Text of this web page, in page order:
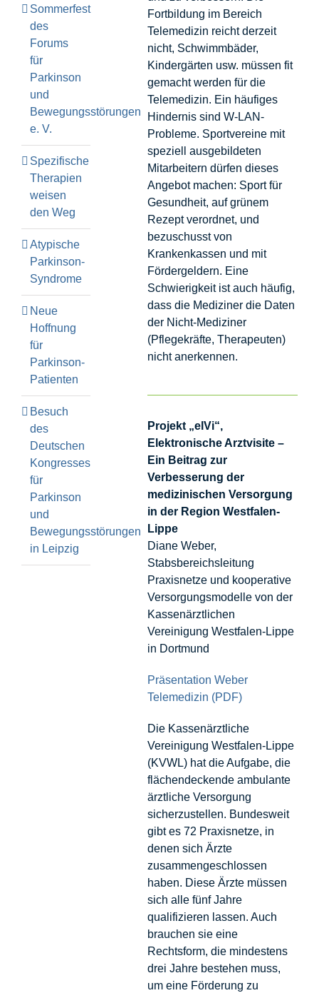
Fortbildung im Bereich
Telemedizin reicht derzeit
nicht, Schwimmbäder,
Kindergärten usw. müssen fit
gemacht werden für die
Telemedizin. Ein häufiges
Hindernis sind W-LAN-
Probleme. Sportvereine mit
speziell ausgebildeten
Mitarbeitern dürfen dieses
Angebot machen: Sport für
Gesundheit, auf grünem
Rezept verordnet, und
bezuschusst von
Krankenkassen und mit
Fördergeldern. Eine
Schwierigkeit ist auch häufig,
dass die Mediziner die Daten
der Nicht-Mediziner
(Pflegekräfte, Therapeuten)
nicht anerkennen.
Projekt „elVi“,
Elektronische Arztvisite –
Ein Beitrag zur
Verbesserung der
medizinischen Versorgung
in der Region Westfalen-
Lippe
Diane Weber,
Stabsbereichsleitung
Praxisnetze und kooperative
Versorgungsmodelle von der
Kassenärztlichen
Vereinigung Westfalen-Lippe
in Dortmund
Präsentation Weber
Telemedizin (PDF)
Die Kassenärztliche
Vereinigung Westfalen-Lippe
(KVWL) hat die Aufgabe, die
flächendeckende ambulante
ärztliche Versorgung
sicherzustellen. Bundesweit
gibt es 72 Praxisnetze, in
denen sich Ärzte
zusammengeschlossen
haben. Diese Ärzte müssen
sich alle fünf Jahre
qualifizieren lassen. Auch
brauchen sie eine
Rechtsform, die mindestens
drei Jahre bestehen muss,
um eine Förderung zu
Sommerfest
des
Forums
für
Parkinson
und
Bewegungsstörungen
e. V.
Spezifische
Therapien
weisen
den Weg
Atypische
Parkinson-
Syndrome
Neue
Hoffnung
für
Parkinson-
Patienten
Besuch
des
Deutschen
Kongresses
für
Parkinson
und
Bewegungsstörungen
in Leipzig